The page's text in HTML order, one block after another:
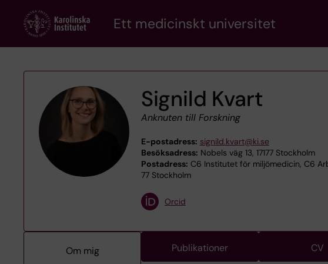
content
Ett medicinskt universitet
Signild Kvart
Anknuten till Forskning
E-postadress: signild.kvart@ki.se
Besöksadress: Nobels väg 13, 17177 Stockholm
Postadress: C6 Institutet för miljömedicin, C6
77 Stockholm
Orcid
Om mig Publikationer CV